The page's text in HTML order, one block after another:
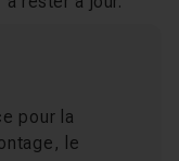
pour la
le